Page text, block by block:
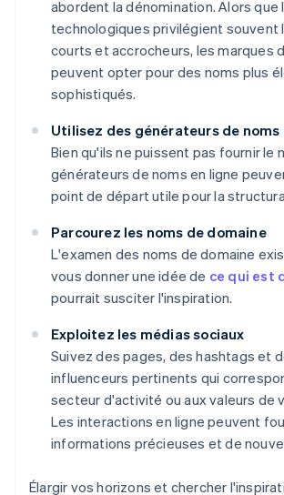
abordent la dénomination. Alors
technologiques privilégient souvent
courts et accrocheurs, les marques
peuvent opter pour des noms plus
sophistiqués.
Utilisez des générateurs de noms
Bien qu'ils ne puissent pas fournir le
générateurs de noms en ligne
point de départ utile pour la
Parcourez les noms de domaine
L'examen des noms de domaine
vous donner une idée de ce qui est
pourrait susciter l'inspiration.
Exploitez les médias sociaux
Suivez des pages, des hashtags et
influenceurs pertinents qui
secteur d'activité ou aux valeurs de
Les interactions en ligne peuvent
informations précieuses et de
Élargir vos horizons et chercher